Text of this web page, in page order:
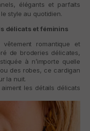
élégants et parfaits
style au quotidien.
délicats et féminins
romantique et
de broderies délicates,
à n’importe quelle
des robes, ce cardigan
la nuit.
les détails délicats